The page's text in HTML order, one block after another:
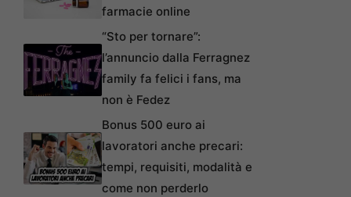
farmacie online
“Sto per tornare”:
l’annuncio dalla Ferragnez
family fa felici i fans, ma
non è Fedez
Bonus 500 euro ai
lavoratori anche precari:
tempi, requisiti, modalità e
come non perderlo